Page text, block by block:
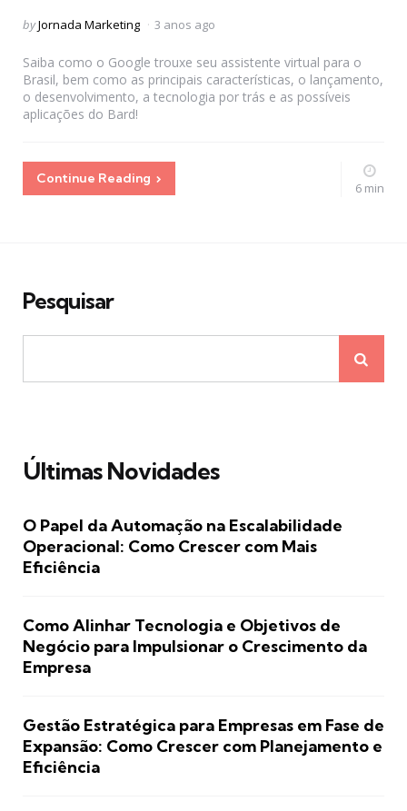
Posted
byJornada Marketing 3 anos ago
Saiba como o Google trouxe seu assistente virtual para o
Brasil, bem como as principais características, o lançamento,
o desenvolvimento, a tecnologia por trás e as possíveis
aplicações do Bard!
Continue Reading
6 min
Pesquisar
Últimas Novidades
O Papel da Automação na Escalabilidade
Operacional: Como Crescer com Mais
Eficiência
Como Alinhar Tecnologia e Objetivos de
Negócio para Impulsionar o Crescimento da
Empresa
Gestão Estratégica para Empresas em Fase de
Expansão: Como Crescer com Planejamento e
Eficiência